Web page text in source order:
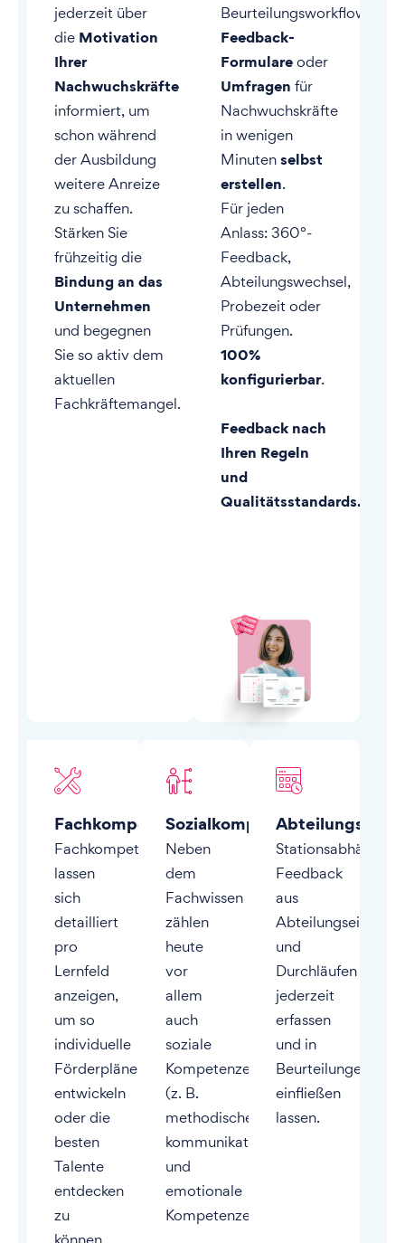
jederzeit über
die Motivation
Ihrer
Nachwuchskräfte
informiert, um
schon während
der Ausbildung
weitere Anreize
zu schaffen.
Stärken Sie
frühzeitig die
Bindung an das
Unternehmen
und begegnen
Sie so aktiv dem
aktuellen
Fachkräftemangel.
Beurteilungsworkflows,
Feedback-
Formulareoder
Umfragen für
Nachwuchskräfte
in wenigen
Minutenselbst
erstellen.
Für jeden
Anlass: 360°-
Feedback,
Abteilungswechsel,
Probezeit oder
Prüfungen.
100%
konfigurierbar.
Feedback nach
Ihren Regeln
und
Qualitätsstandards.
Fachkompetenzen
Fachkompetenzen
lassen
sich
detailliert
pro
Lernfeld
anzeigen,
um so
individuelle
Förderpläne
entwickeln
oder die
besten
Talente
entdecken
zu
Sozialkompetenzen
Neben
dem
Fachwissen
zählen
heute
vor
allem
auch
soziale
Kompetenzen
(z. B.
methodische,
kommunikative
und
emotionale
Kompetenzen).
Feedback
aus
und
Durchläufen
jederzeit
erfassen
und in
Beurteilungen
einfließen
lassen.